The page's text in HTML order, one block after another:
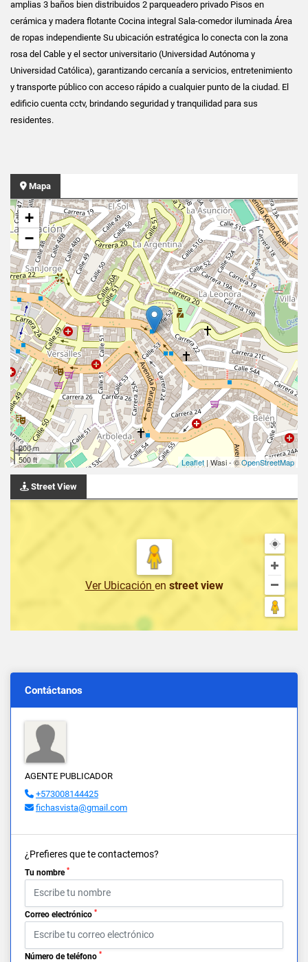
amplias 3 baños bien distribuidos 2 parqueadero privado Pisos en
cerámica y madera flotante Cocina integral Sala-comedor iluminada Área
de ropas independiente Su ubicación estratégica lo conecta con la zona
rosa del Cable y el sector universitario (Universidad Autónoma y
Universidad Católica), garantizando cercanía a servicios, entretenimiento
y transporte público con acceso rápido a cualquier punto de la ciudad. El
edificio cuenta cctv, brindando seguridad y tranquilidad para sus
residentes.
Mapa
+
−
200 m
500 ft
Leaflet | Wasi - ©OpenStreetMap
Street View
Ver Ubicación en street view
Contáctanos
AGENTE PUBLICADOR
+573008144425
fichasvista@gmail.com
¿Prefieres que te contactemos?
Tu nombre *
Correo electrónico *
Número de teléfono *